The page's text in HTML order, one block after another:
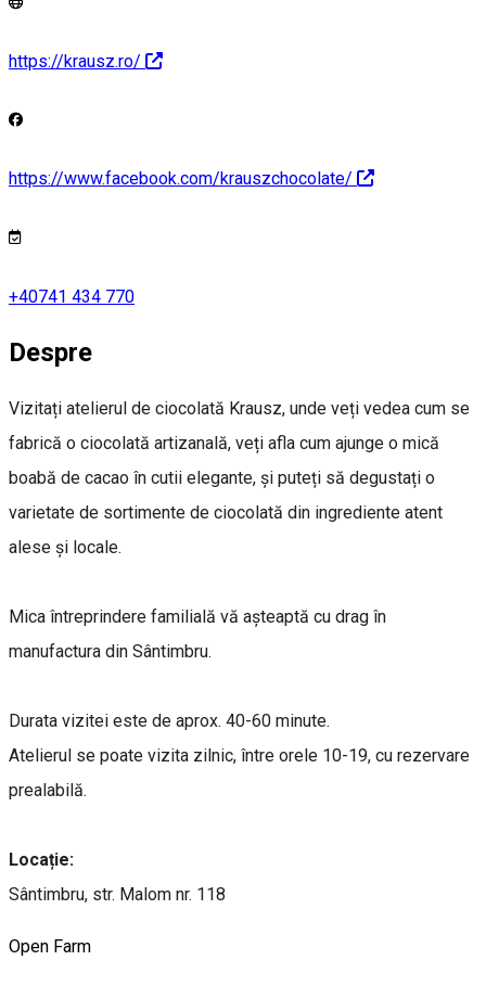
https://krausz.ro/
https://www.facebook.com/krauszchocolate/
+40741 434 770
Despre
Vizitați atelierul de ciocolată Krausz, unde veți vedea cum se
fabrică o ciocolată artizanală, veți afla cum ajunge o mică
boabă de cacao în cutii elegante, și puteți să degustați o
varietate de sortimente de ciocolată din ingrediente atent
alese și locale.
Mica întreprindere familială vă așteaptă cu drag în
manufactura din Sântimbru.
Durata vizitei este de aprox. 40-60 minute.
Atelierul se poate vizita zilnic, între orele 10-19, cu rezervare
prealabilă.
Locație:
Sântimbru, str. Malom nr. 118
Open Farm